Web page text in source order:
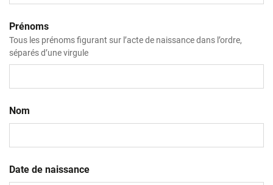
Prénoms
Tous les prénoms figurant sur l’acte de naissance dans l’ordre,
séparés d’une virgule
Nom
Date de naissance